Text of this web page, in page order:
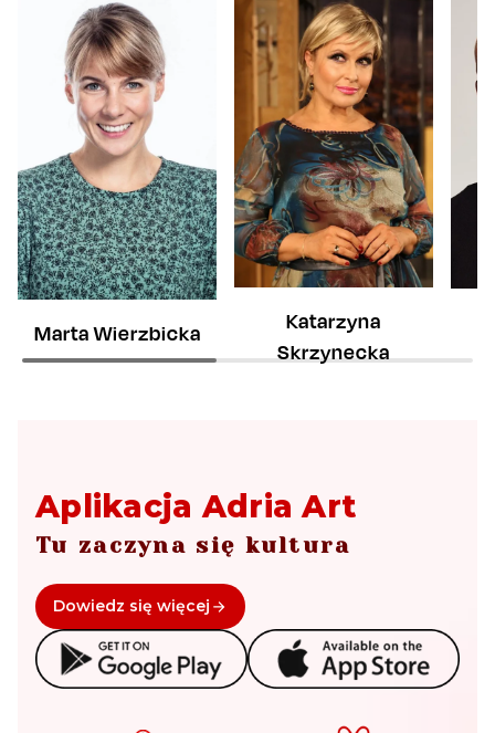
Marta Wierzbicka
Katarzyna
Skrzynecka
Aplikacja Adria Art
Tu zaczyna się kultura
Dowiedz się więcej